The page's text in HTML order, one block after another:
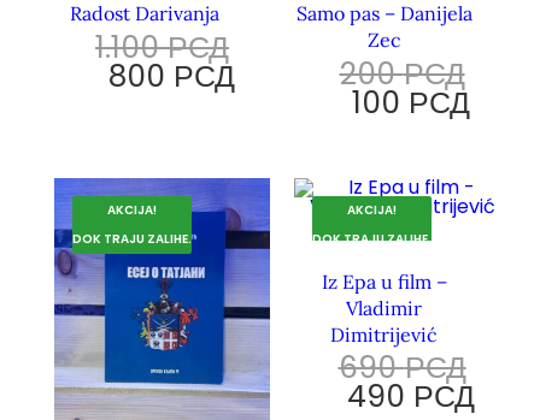
Radost Darivanja
1.100РСД
800 РСД
Samo pas – Danijela
Zec
200РСД
100 РСД
AKCIJA!
DOK TRAJU ZALIHE.
AKCIJA!
DOK TRAJU ZALIHE.
Iz Epa u film –
Vladimir
Dimitrijević
690РСД
490 РСД